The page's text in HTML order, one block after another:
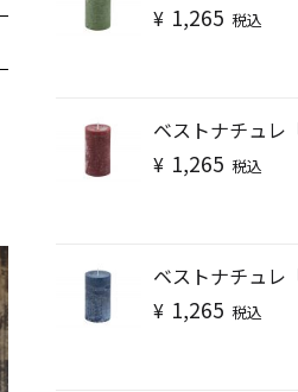
¥ 1,265 税込
ベストナチュレ
¥ 1,265 税込
ベストナチュレ
¥ 1,265 税込